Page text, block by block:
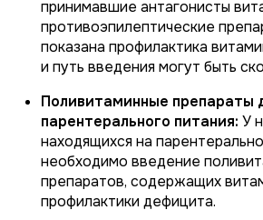
принимавшие антагонисты
противоэпилептические
показана профилактика
и путь введения могут быть
Поливитаминные препараты
парентерального питания: У
находящихся на
необходимо введение
препаратов, содержащих
профилактики дефицита.